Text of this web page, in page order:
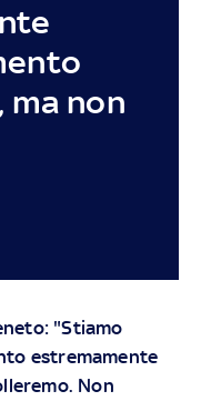
non
"Stiamo
estremamente
Non